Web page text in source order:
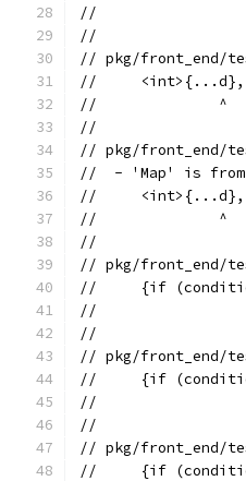
//
//
// pkg/front_end/
//     <int>{...d},
//              ^
//
// pkg/front_end/
//  - 'Map' is
//     <int>{...d},
//              ^
//
// pkg/front_end/
//     {if
//
//
// pkg/front_end/
//     {if
//
//
// pkg/front_end/
//     {if